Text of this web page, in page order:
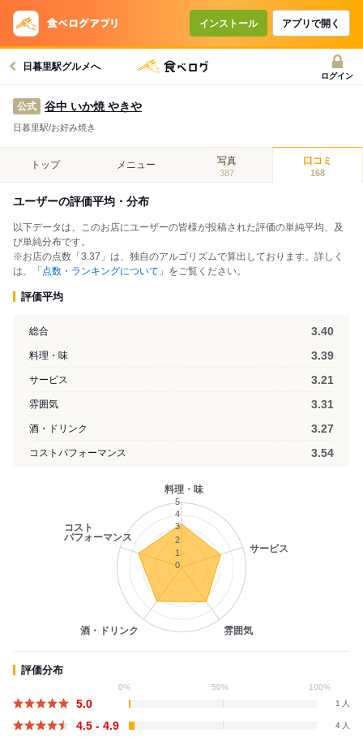
インストール アプリで開く
日暮里駅グルメへ
ログイン
公式 谷中 いか焼 やきや
日暮里駅/お好み焼き
トップ メニュー 写真
387
口コミ
168
ユーザーの評価平均・分布
以下データは、このお店にユーザーの皆様が投稿された評価の単純平均、及
び単純分布です。
※お店の点数「3.37」は、独自のアルゴリズムで算出しております。詳しく
は、「 点数・ランキングについて 」をご覧ください。
評価平均
総合 3.40
料理・味 3.39
サービス 3.21
雰囲気 3.31
酒・ドリンク 3.27
コストパフォーマンス 3.54
0
1
2
3
4
5
料理・味
サービス
雰囲気
酒・ドリンク
コスト
パフォーマンス
評価分布
0% 50% 100%
5.0 1
4.5 - 4.9 4